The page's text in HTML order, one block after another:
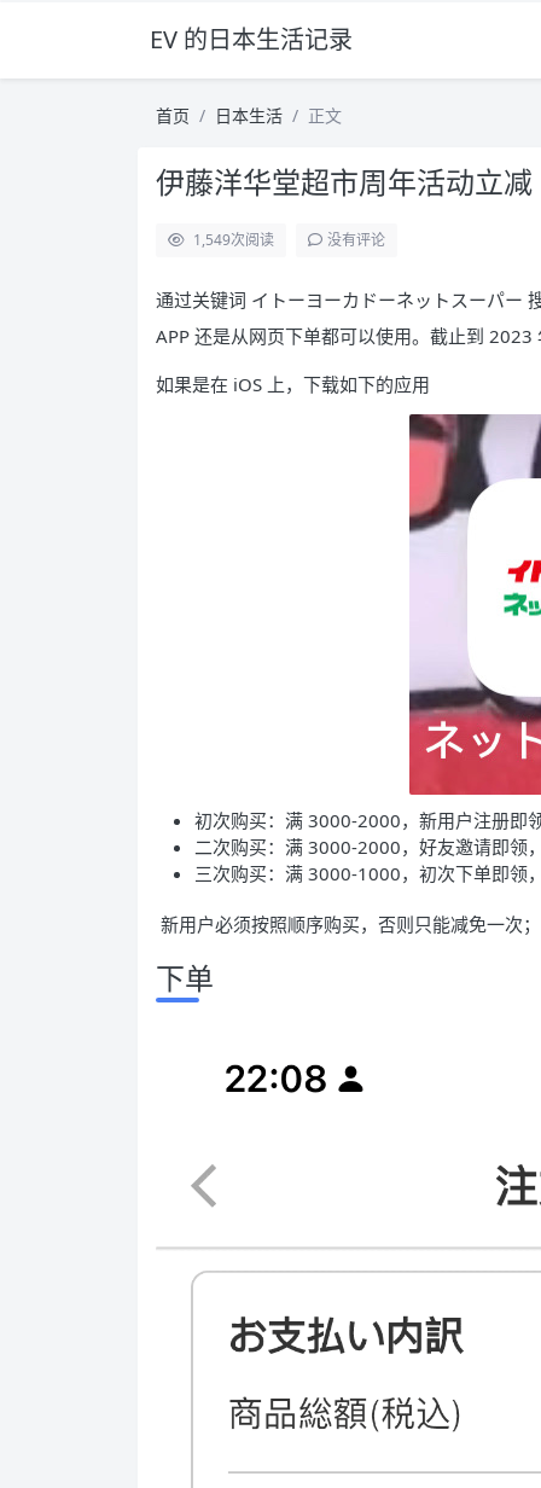
EV 的日本生活记录
首页 日本生活 正文
伊藤洋华堂超市周年活动立
1,549次阅读 没有评论
通过关键词 イトーヨーカドーネットスーパー
APP 还是从网页下单都可以使用。截止到
如果是在 iOS 上，下载如下的应用
初次购买：满 3000-2000，新用户注册即
二次购买：满 3000-2000，好友邀请即领
三次购买：满 3000-1000，初次下单即领
新用户必须按照顺序购买，否则只能减免一次
下单